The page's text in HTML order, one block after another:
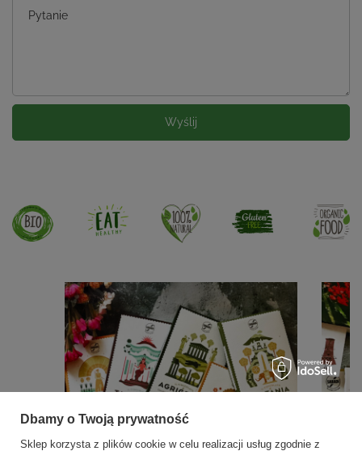
Pytanie
Wyślij
Dbamy o Twoją prywatność
Sklep korzysta z plików cookie w celu realizacji usług zgodnie z